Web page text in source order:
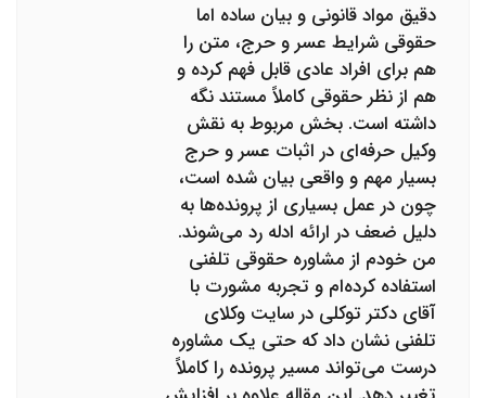
دقیق مواد قانونی و بیان ساده اما
حقوقی شرایط عسر و حرج، متن را
هم برای افراد عادی قابل فهم کرده و
هم از نظر حقوقی کاملاً مستند نگه
داشته است. بخش مربوط به نقش
وکیل حرفه‌ای در اثبات عسر و حرج
بسیار مهم و واقعی بیان شده است،
چون در عمل بسیاری از پرونده‌ها به
دلیل ضعف در ارائه ادله رد می‌شوند.
من خودم از مشاوره حقوقی تلفنی
استفاده کرده‌ام و تجربه مشورت با
آقای دکتر توکلی در سایت وکلای
تلفنی نشان داد که حتی یک مشاوره
درست می‌تواند مسیر پرونده را کاملاً